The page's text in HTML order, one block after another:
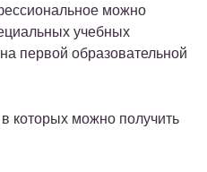
можно
учебных
первой образовательной
которых можно получить